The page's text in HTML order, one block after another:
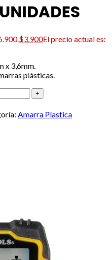
$3.900El precio actual es:
x 3,6mm.
plásticas.
Amarra Plastica